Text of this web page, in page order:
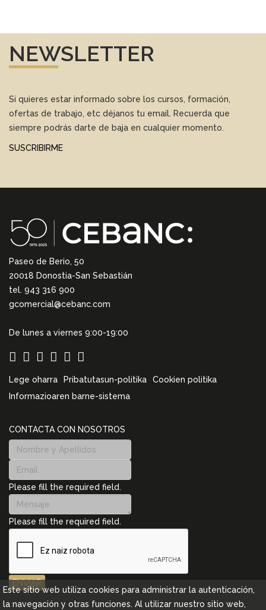
NEWSLETTER
Si quieres estar informado sobre los cursos, formación,
ofertas de trabajo, etc déjanos tu email. Recuerda que
siempre podrás darte de baja en cualquier momento.
SUSCRIBIRME
Paseo de Berio, 50
20018 Donostia-San Sebastián
tel. 943 316 900
gcomercial@cebanc.com
De lunes a viernes 9:00-19:00
Lege oharra Pribatutasun-politika
Cookien politika
Informazioaren barne-sistema
CONTACTA CON NOSOTROS
Please fill the required field.
Please fill the required field.
ENVIAR
Este sitio web utiliza cookies para administrar la autenticación,
la navegación y otras funciones. Al utilizar nuestro sitio web,